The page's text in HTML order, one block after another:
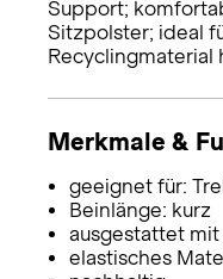
Support;
Sitzpolster; ideal
Recyclingmaterial
Merkmale &
geeignet für:
Beinlänge: kurz
ausgestattet
elastisches